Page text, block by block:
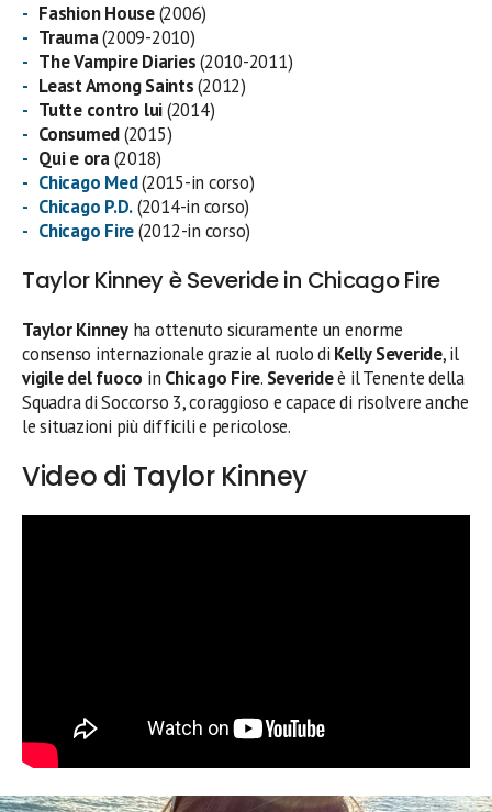
Fashion House(2006)
Trauma(2009-2010)
The Vampire Diaries(2010-2011)
Least Among Saints(2012)
Tutte contro lui(2014)
Consumed(2015)
Qui e ora(2018)
Chicago Med(2015-in corso)
Chicago P.D.(2014-in corso)
Chicago Fire(2012-in corso)
Taylor Kinney è Severide in Chicago Fire
Taylor Kinneyha ottenuto sicuramente un enorme
consenso internazionale grazie al ruolo di Kelly Severide, il
vigile del fuoco in Chicago Fire. Severideè il Tenente della
Squadra di Soccorso 3, coraggioso e capace di risolvere anche
le situazioni più difficili e pericolose.
Video di Taylor Kinney